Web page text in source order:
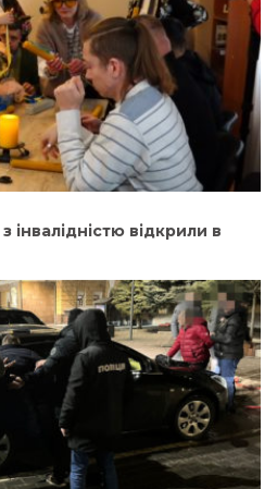
інвалідністю відкрили в